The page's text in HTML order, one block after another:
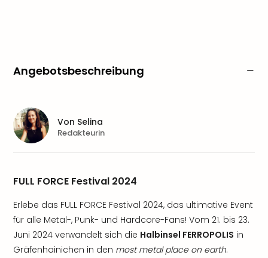
Angebotsbeschreibung
FULL FORCE Festival 2024
Erlebe das FULL FORCE Festival 2024, das ultimative Event
für alle Metal-, Punk- und Hardcore-Fans! Vom 21. bis 23.
Juni 2024 verwandelt sich die Halbinsel FERROPOLIS in
Gräfenhainichen in den most metal place on earth.
Von Selina
Redakteurin